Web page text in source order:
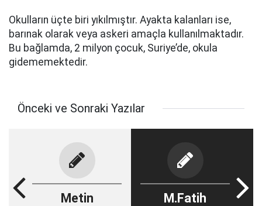
Okulların üçte biri yıkılmıştır. Ayakta kalanları ise,
barınak olarak veya askeri amaçla kullanılmaktadır.
Bu bağlamda, 2 milyon çocuk, Suriye’de, okula
gidememektedir.
Önceki ve Sonraki Yazılar
Metin
M.Fatih